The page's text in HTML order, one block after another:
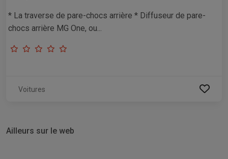
* La traverse de pare-chocs arrière * Diffuseur de pare-
chocs arrière MG One, ou...
Voitures
Ailleurs sur le web